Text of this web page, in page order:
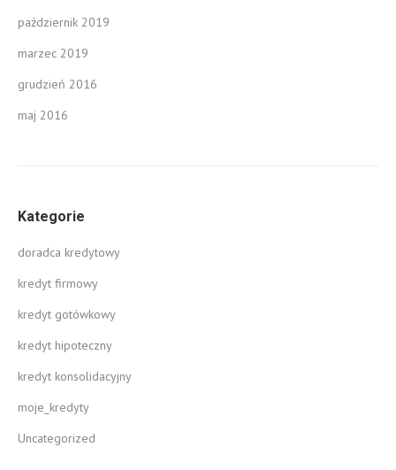
październik 2019
marzec 2019
grudzień 2016
maj 2016
Kategorie
doradca kredytowy
kredyt firmowy
kredyt gotówkowy
kredyt hipoteczny
kredyt konsolidacyjny
moje_kredyty
Uncategorized